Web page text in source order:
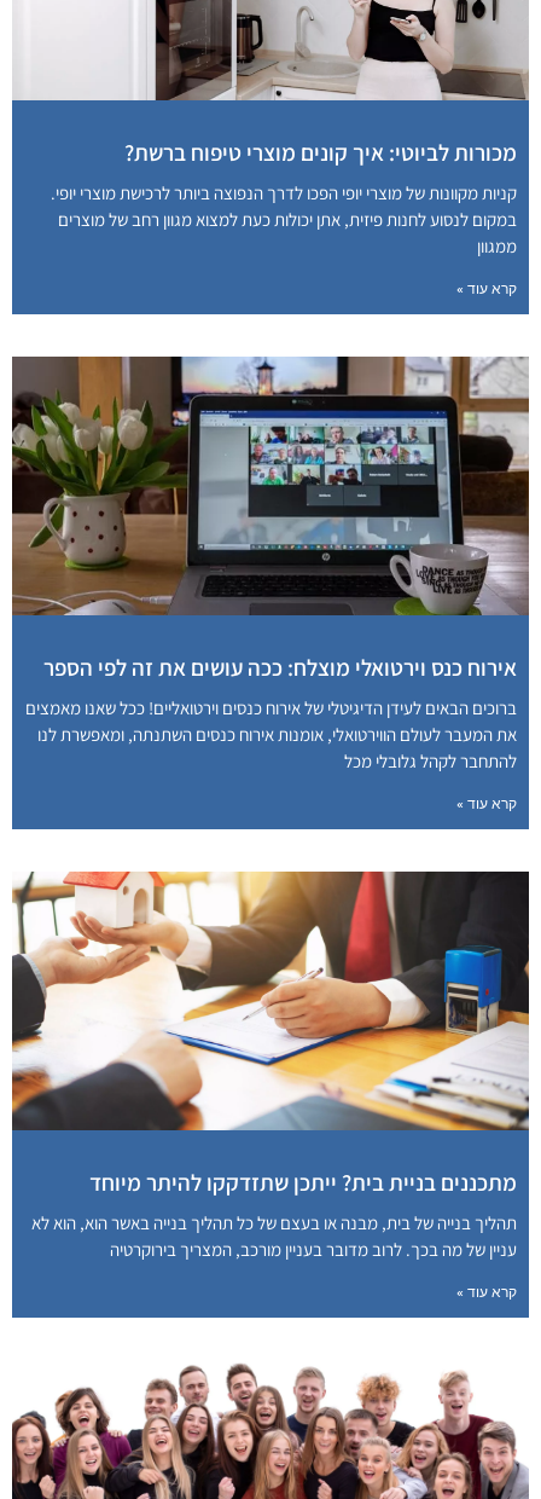
מכורות לביוטי: איך קונים מוצרי טיפוח ברשת?
קניות מקוונות של מוצרי יופי הפכו לדרך הנפוצה ביותר לרכישת מוצרי יופי.
במקום לנסוע לחנות פיזית, אתן יכולות כעת למצוא מגוון רחב של מוצרים
ממגוון
קרא עוד »
אירוח כנס וירטואלי מוצלח: ככה עושים את זה לפי הספר
ברוכים הבאים לעידן הדיגיטלי של אירוח כנסים וירטואליים! ככל שאנו מאמצים
את המעבר לעולם הווירטואלי, אומנות אירוח כנסים השתנתה, ומאפשרת לנו
להתחבר לקהל גלובלי מכל
קרא עוד »
מתכננים בניית בית? ייתכן שתזדקקו להיתר מיוחד
תהליך בנייה של בית, מבנה או בעצם של כל תהליך בנייה באשר הוא, הוא לא
עניין של מה בכך. לרוב מדובר בעניין מורכב, המצריך בירוקרטיה
קרא עוד »